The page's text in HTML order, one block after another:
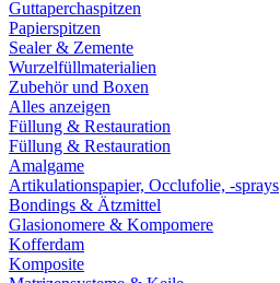
Guttaperchaspitzen
Papierspitzen
Sealer & Zemente
Wurzelfüllmaterialien
Zubehör und Boxen
Alles anzeigen
Füllung & Restauration
Füllung & Restauration
Amalgame
Artikulationspapier, Occlufolie, -sprays
Bondings & Ätzmittel
Glasionomere & Kompomere
Kofferdam
Komposite